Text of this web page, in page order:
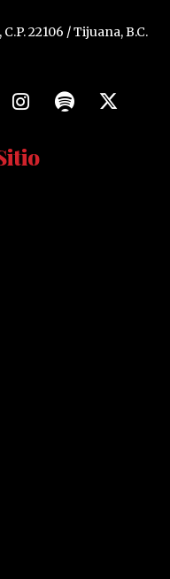
22106 / Tijuana, B.C.